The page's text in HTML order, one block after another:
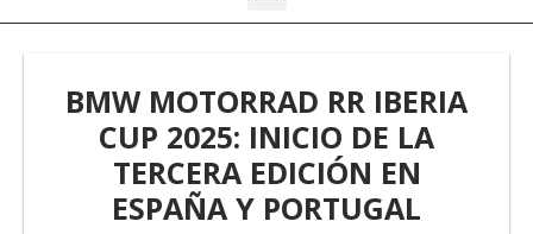
BMW MOTORRAD RR IBERIA
CUP 2025: INICIO DE LA
TERCERA EDICIÓN EN
ESPAÑA Y PORTUGAL